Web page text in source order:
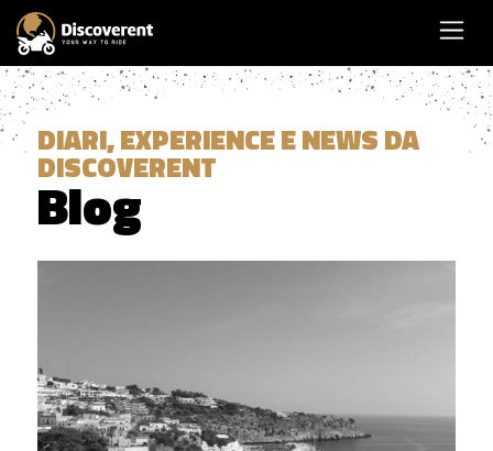
DIARI, EXPERIENCE E NEWS DA
DISCOVERENT
Blog